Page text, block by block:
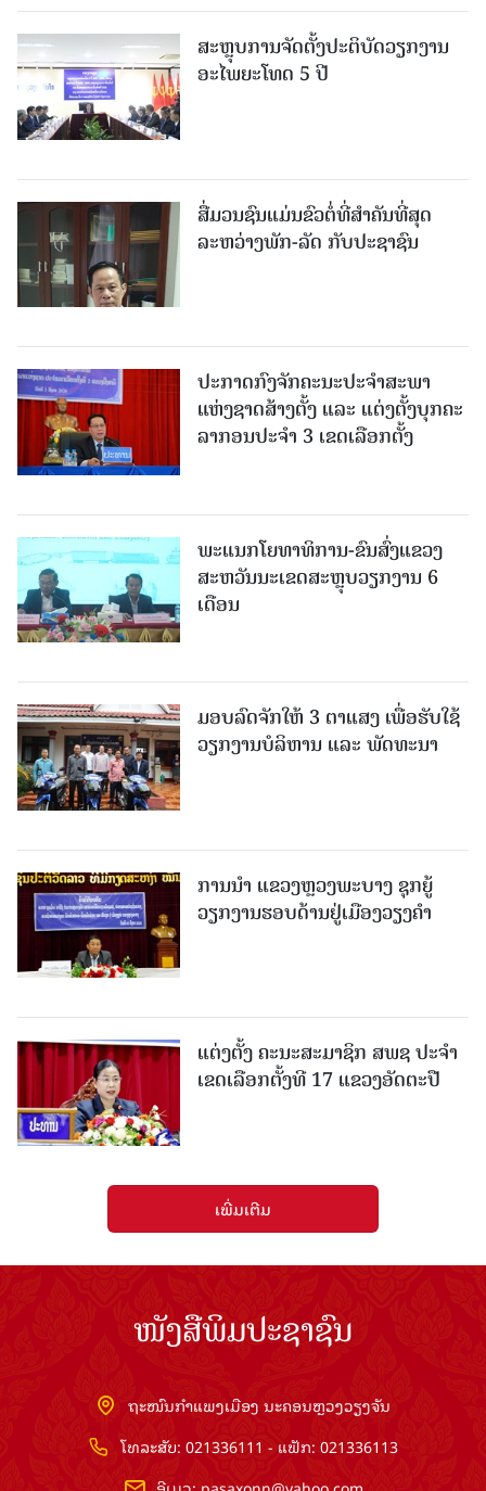
ສະຫຼຸບການຈັດຕັ້ງປະຕິບັດວຽກງານ
ອະໄພຍະໂທດ 5 ປີ
ສື່ມວນຊົນແມ່ນຂົວຕໍ່ທີ່ສໍາຄັນທີ່ສຸດ
ລະຫວ່າງພັກ-ລັດ ກັບປະຊາຊົນ
ປະກາດກົງຈັກຄະນະປະຈໍາສະພາ
ແຫ່ງຊາດສ້າງຕັ້ງ ແລະ ແຕ່ງຕັ້ງບຸກຄະ
ລາກອນປະຈໍາ 3 ເຂດເລືອກຕັ້ງ
ພະແນກໂຍທາທິການ-ຂົນສົ່ງແຂວງ
ສະຫວັນນະເຂດສະຫຼຸບວຽກງານ 6
ເດືອນ
ມອບລົດຈັກໃຫ້ 3 ຕາແສງ ເພື່ອຮັບໃຊ້
ວຽກງານບໍລິຫານ ແລະ ພັດທະນາ
ການນຳ ແຂວງຫຼວງພະບາງ ຊຸກຍູ້
ວຽກງານຮອບດ້ານຢູ່ເມືອງວຽງຄໍາ
ແຕ່ງຕັ້ງ ຄະນະສະມາຊິກ ສພຊ ປະຈຳ
ເຂດເລືອກຕັ້ງທີ 17 ແຂວງອັດຕະປື
ເພີ່ມເຕີມ
ໜັງສືພິມປະຊາຊົນ
ຖະໜົນກຳແພງເມືອງ ນະຄອນຫຼວງວຽງຈັນ
ໂທລະສັບ: 021336111 - ແຟັກ: 021336113